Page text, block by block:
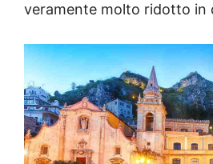
veramente molto ridotto in